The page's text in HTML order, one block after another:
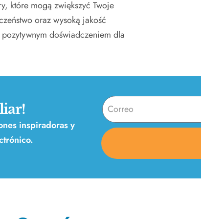
które mogą zwiększyć Twoje
oraz wysoką jakość
doświadczeniem dla
inspiradoras y